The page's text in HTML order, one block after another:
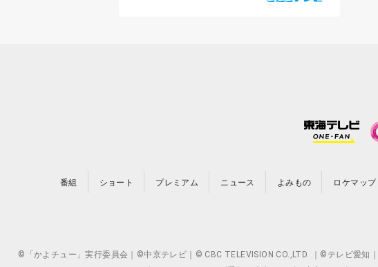
番組 ショート プレミアム ニュース よみもの ロケマップ
©「かよチュー」実行委員会｜©中京テレビ｜© CBC TELEVISION CO.,LTD. ｜©テレビ愛